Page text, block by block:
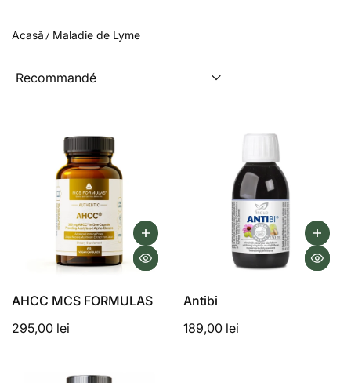
Attention : ne cessez pas le traitement prescrit par
votre médecin !
du traitement avec AHCC, une légère réaction Herxheimer
disparaît généralement après 3 à 7 jours.
Antibi : contient une large gamme d’ingrédients naturels qui
favorisent la résistance, l’harmonie et la vitalité du corps.
Vitamine D3 + vitamine K2 + magnésium : 2 capsules par
jour. Dosez périodiquement (tous les 6-8 mois) la vitamine D
dans le sang et si elle atteint 100 ng/ml, arrêtez. Lorsque le
taux descend en dessous de 60 ng/ml, reprenez.
essentiel pour l’immunité antivirale et antibactérienne, il
réduit l’inflammation.
NAD-H : 1 capsule par jour. Rôle dans la production
La meilleure mesure est la prévention : la tique qui
Acasă Maladie de Lyme
AHCC MCS FORMULAS
295,00 lei
Antibi
189,00 lei